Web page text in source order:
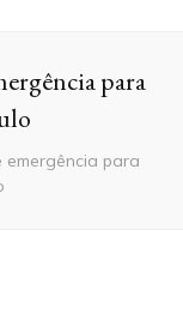
para
para